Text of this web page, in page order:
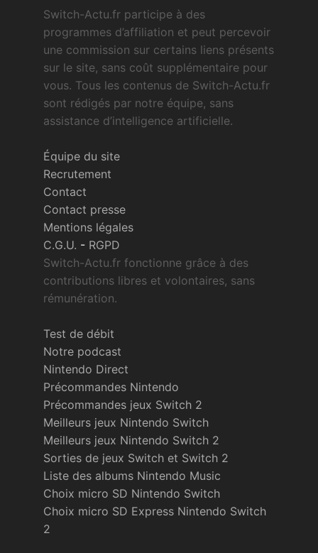
Switch-Actu.fr participe à des
programmes d’affiliation et peut percevoir
une commission sur certains liens présents
sur le site, sans coût supplémentaire pour
vous. Tous les contenus de Switch-Actu.fr
sont rédigés par notre équipe, sans
assistance d’intelligence artificielle.
Équipe du site
Recrutement
Contact
Contact presse
Mentions légales
C.G.U. - RGPD
Switch-Actu.fr fonctionne grâce à des
contributions libres et volontaires, sans
rémunération.
Test de débit
Notre podcast
Nintendo Direct
Précommandes Nintendo
Précommandes jeux Switch 2
Meilleurs jeux Nintendo Switch
Meilleurs jeux Nintendo Switch 2
Sorties de jeux Switch et Switch 2
Liste des albums Nintendo Music
Choix micro SD Nintendo Switch
Choix micro SD Express Nintendo Switch
2